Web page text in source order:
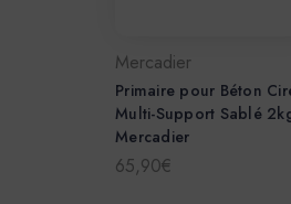
Mercadier
Primaire pour Béton
Multi-Support Sablé
Mercadier
65,90€